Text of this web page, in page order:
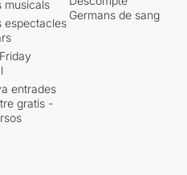
musicals
espectacles
entrades
gratis -
Germans de sang